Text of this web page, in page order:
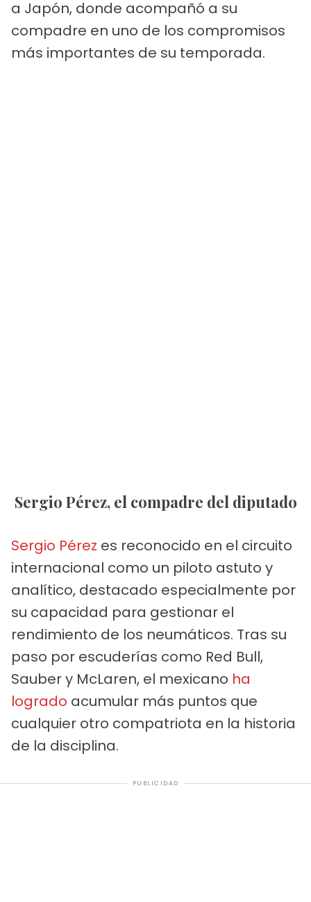
a Japón, donde acompañó a su
compadre en uno de los compromisos
más importantes de su temporada.
Sergio Pérez, el compadre del diputado
Sergio Pérez es reconocido en el circuito
internacional como un piloto astuto y
analítico, destacado especialmente por
su capacidad para gestionar el
rendimiento de los neumáticos. Tras su
paso por escuderías como Red Bull,
Sauber y McLaren, el mexicano ha
logrado acumular más puntos que
cualquier otro compatriota en la historia
de la disciplina.
PUBLICIDAD